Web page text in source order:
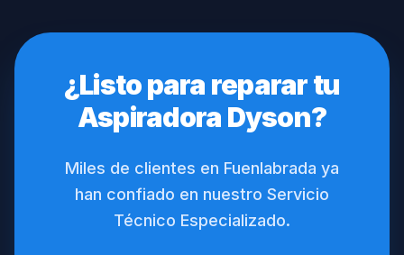
¿Listo para reparar tu
Aspiradora Dyson?
Miles de clientes en Fuenlabrada ya
han confiado en nuestro Servicio
Técnico Especializado.